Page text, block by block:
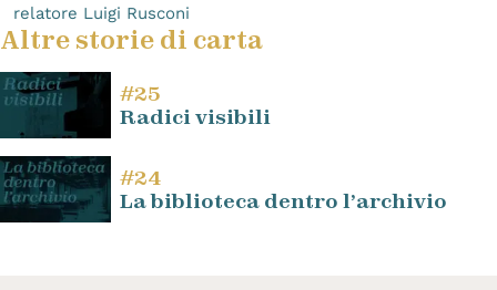
relatore Luigi Rusconi
Altre storie di carta
#25
Radici visibili
#24
La biblioteca dentro l’archivio